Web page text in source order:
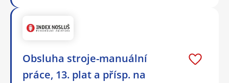
Obsluha stroje-manuální
práce, 13. plat a přísp. na